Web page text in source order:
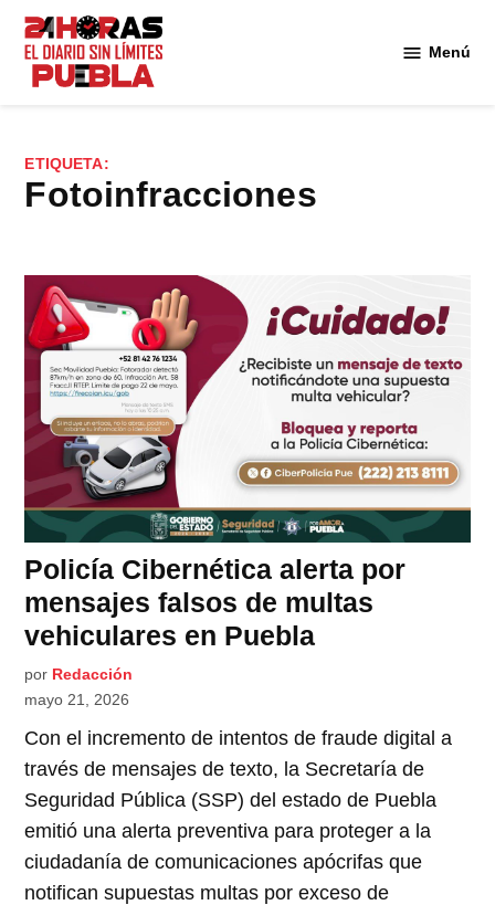
Saltar
contenido
Menú
ETIQUETA:
fotoinfracciones
Policía Cibernética alerta por
mensajes falsos de multas
vehiculares en Puebla
por Redacción
mayo 21, 2026
Con el incremento de intentos de fraude digital a
través de mensajes de texto, la Secretaría de
Seguridad Pública (SSP) del estado de Puebla
emitió una alerta preventiva para proteger a la
ciudadanía de comunicaciones apócrifas que
notifican supuestas multas por exceso de